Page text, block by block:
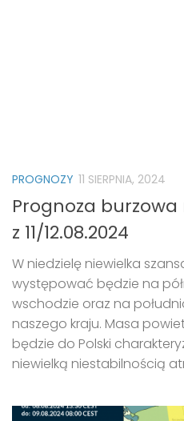
PROGNOZY 11 SIERPNIA, 2024
Prognoza burzowa
z 11/12.08.2024
W niedzielę niewielka
występować będzie na
wschodzie oraz na
naszego kraju. Masa
będzie do Polski
niewielką niestabilnością